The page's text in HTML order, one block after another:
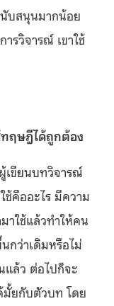
บสนุนมากน้อย
รวิจารณ์ เขาใช้
ทฤษฎีได้ถูกต้อง
เขียนบทวิจารณ์
คืออะไร มีความ
าใช้แล้วทำให้คน
กว่าเดิมหรือไม่
แล้ว ต่อไปก็จะ
มั้ยกับตัวบท โดย